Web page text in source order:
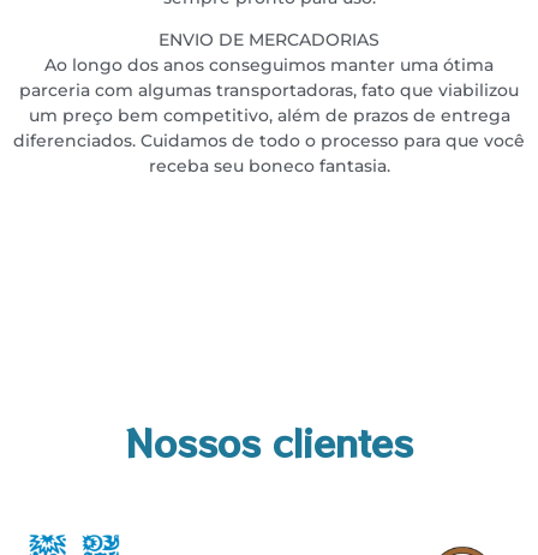
ENVIO DE MERCADORIAS
Ao longo dos anos conseguimos manter uma ótima
parceria com algumas transportadoras, fato que viabilizou
um preço bem competitivo, além de prazos de entrega
diferenciados. Cuidamos de todo o processo para que você
receba seu boneco fantasia.
Nossos clientes